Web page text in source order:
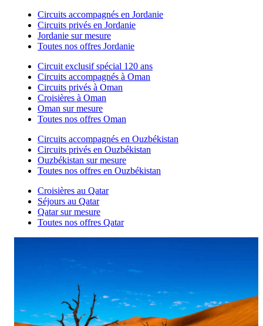
Circuits accompagnés en Jordanie
Circuits privés en Jordanie
Jordanie sur mesure
Toutes nos offres Jordanie
Circuit exclusif spécial 120 ans
Circuits accompagnés à Oman
Circuits privés à Oman
Croisières à Oman
Oman sur mesure
Toutes nos offres Oman
Circuits accompagnés en Ouzbékistan
Circuits privés en Ouzbékistan
Ouzbékistan sur mesure
Toutes nos offres en Ouzbékistan
Croisières au Qatar
Séjours au Qatar
Qatar sur mesure
Toutes nos offres Qatar